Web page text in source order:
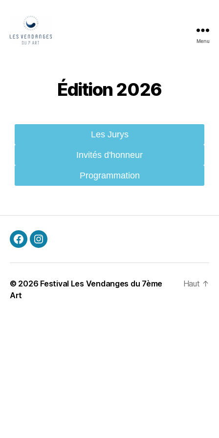
Menu
Édition 2026
Les Jurys
Invités d'honneur
Programmation
© 2026 Festival Les Vendanges du 7ème
Art
Haut ↑